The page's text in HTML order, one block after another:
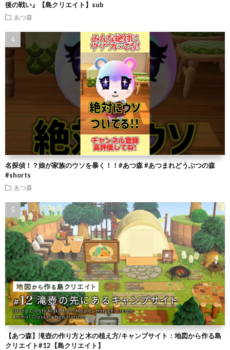
後の戦い』【島クリエイト】sub
あつ森
名探偵！？娘が家族のウソを暴く！！#あつ森 #あつまれどうぶつの森
#shorts
あつ森
【あつ森】滝壺の作り方と木の植え方/キャンプサイト：地図から作る島
クリエイト#12【島クリエイト】